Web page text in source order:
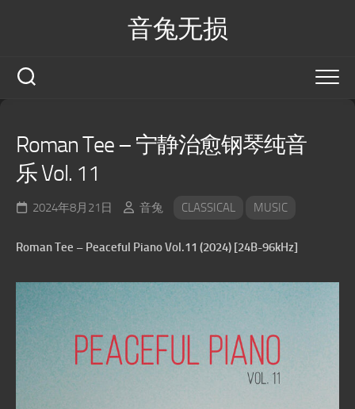
音兔无损
Roman Tee – 宁静治愈钢琴纯音
乐 Vol. 11
2024年8月21日 音兔 CLASSICAL MUSIC
Roman Tee – Peaceful Piano Vol.11 (2024) [24B-96kHz]